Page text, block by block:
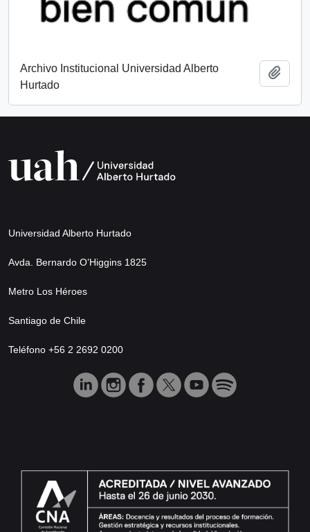
Archivo Institucional Universidad Alberto
Hurtado
Universidad Alberto Hurtado
Avda. Bernardo O’Higgins 1825
Metro Los Héroes
Santiago de Chile
Teléfono +56 2 2692 0200